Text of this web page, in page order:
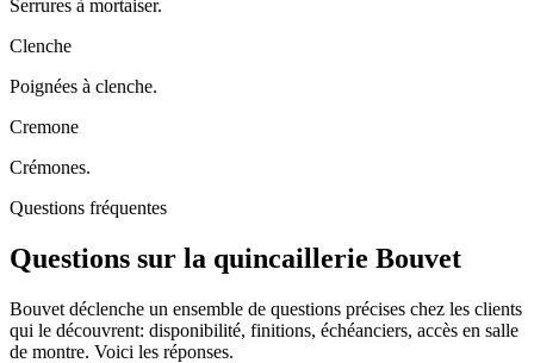
Serrures à mortaiser.
Clenche
Poignées à clenche.
Cremone
Crémones.
Questions fréquentes
Questions sur la quincaillerie Bouvet
Bouvet déclenche un ensemble de questions précises chez les clients
qui le découvrent: disponibilité, finitions, échéanciers, accès en salle
de montre. Voici les réponses.